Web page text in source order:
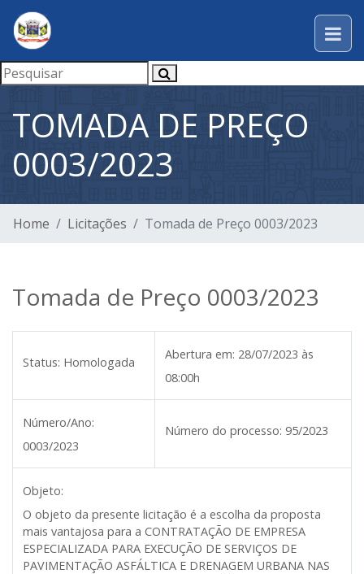
TOMADA DE PREÇO
0003/2023
Home Licitações Tomada de Preço 0003/2023
Tomada de Preço 0003/2023
Status: Homologada
Abertura em: 28/07/2023 às
08:00h
Número/Ano:
0003/2023
Número do processo: 95/2023
Objeto:
O objeto da presente licitação é a escolha da proposta
mais vantajosa para a CONTRATAÇÃO DE EMPRESA
ESPECIALIZADA PARA EXECUÇÃO DE SERVIÇOS DE
PAVIMENTAÇÃO ASFÁLTICA E DRENAGEM URBANA NAS